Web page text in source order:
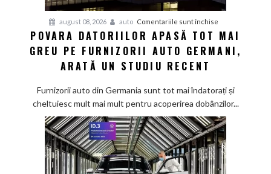
august 08, 2026 auto Comentariile sunt închise
Povara
datoriilor
mai
greu
furnizorii
auto
germani,
arată
POVARA DATORIILOR APASĂ TOT MAI
GREU PE FURNIZORII AUTO GERMANI,
ARATĂ UN STUDIU RECENT
Furnizorii auto din Germania sunt tot mai îndatorați și
cheltuiesc mult mai mult pentru acoperirea dobânzilor...